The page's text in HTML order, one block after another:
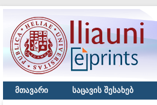
მთავარი საცავის შესახებ